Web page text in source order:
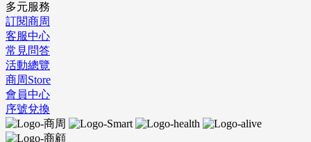
多元服務
訂閱商周
客服中心
常見問答
活動總覽
商周Store
會員中心
序號兌換